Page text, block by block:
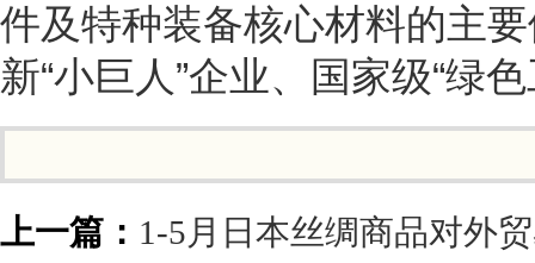
件及特种装备核心材料的主
新“小巨人”企业、国家级“绿
上一篇： 1-5月日本丝绸商品对外